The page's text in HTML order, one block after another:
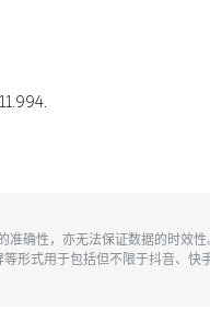
确性，亦无法保证数据的时效
形式用于包括但不限于抖音、快